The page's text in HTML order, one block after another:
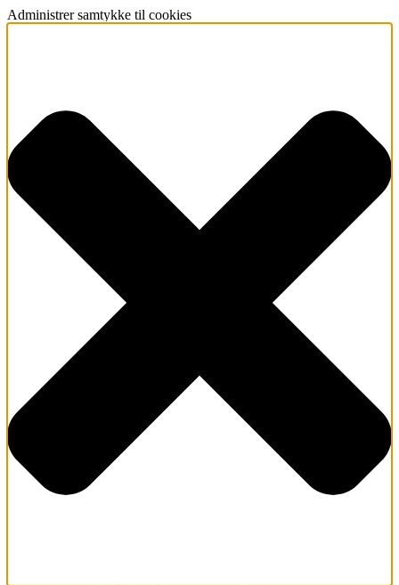
Administrer samtykke til cookies